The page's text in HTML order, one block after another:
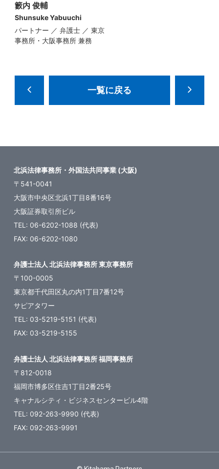
籔内 俊輔
Shunsuke Yabuuchi
パートナー ／ 弁護士 ／ 東京
事務所・大阪事務所 兼務
一覧に戻る
北浜法律事務所・外国法共同事業 (大阪)
〒541-0041
大阪市中央区北浜1丁目8番16号
大阪証券取引所ビル
TEL: 06-6202-1088 (代表)
FAX: 06-6202-1080
弁護士法人 北浜法律事務所 東京事務所
〒100-0005
東京都千代田区丸の内1丁目7番12号
サピアタワー
TEL: 03-5219-5151 (代表)
FAX: 03-5219-5155
弁護士法人 北浜法律事務所 福岡事務所
〒812-0018
福岡市博多区住吉1丁目2番25号
キャナルシティ・ビジネスセンタービル4階
TEL: 092-263-9990 (代表)
FAX: 092-263-9991